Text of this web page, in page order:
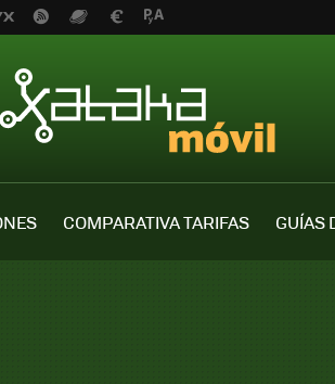
COMPARATIVA TARIFAS
GUÍAS